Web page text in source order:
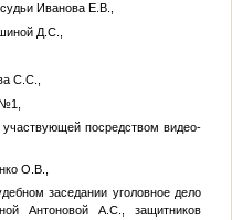
Иванова Е.В.,
Д.С.,
С.С.,
посредством видео-
О.В.,
заседании уголовное дело
Антоновой А.С., защитников